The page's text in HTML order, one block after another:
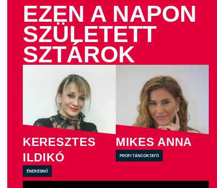
EZEN A NAPON
SZÜLETETT
SZTÁROK
KERESZTES
ILDIKÓ
énekesnő
MIKES ANNA
profi táncoktató